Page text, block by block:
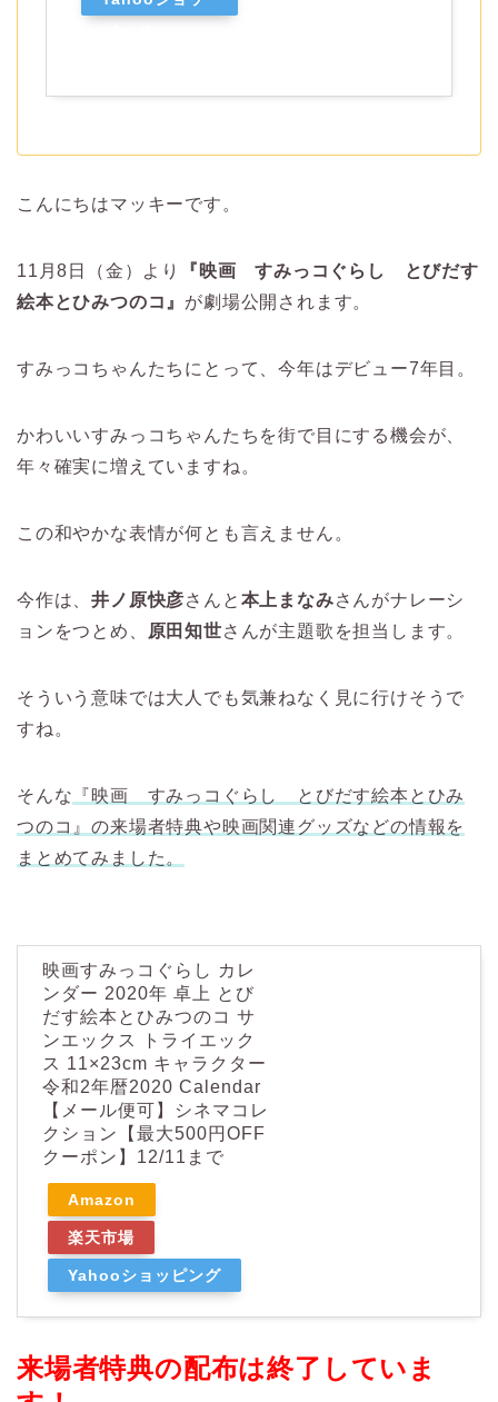
こんにちはマッキーです。
11月8日（金）より
『映画 すみっコぐらし とびだす
絵本とひみつのコ』 が劇場公開されます。
すみっコちゃんたちにとって、今年はデビュー7年目。
かわいいすみっコちゃんたちを街で目にする機会が、
年々確実に増えていますね。
この和やかな表情が何とも言えません。
今作は、井ノ原快彦さんと 本上まなみさんがナレーシ
ョンをつとめ、 原田知世さんが主題歌を担当します。
そういう意味では大人でも気兼ねなく見に行けそうで
すね。
そんな 『映画 すみっコぐらし とびだす絵本とひみ
つのコ』の来場者特典や映画関連グッズなどの情報を
まとめてみました。
映画すみっコぐらし カレ
ンダー 2020年 卓上 とび
だす絵本とひみつのコ サ
ンエックス トライエック
ス 11×23cm キャラクター
令和2年暦2020 Calendar
【メール便可】シネマコレ
クション【最大500円OFF
クーポン】12/11まで
Amazon
楽天市場
Yahooショッピング
来場者特典の配布は終了していま